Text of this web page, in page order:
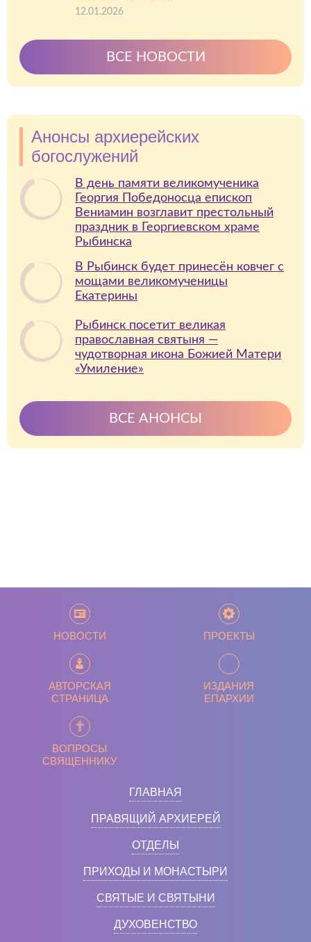
12.01.2026
ВСЕ НОВОСТИ
Анонсы архиерейских
богослужений
В день памяти великомученика
Георгия Победоносца епископ
Вениамин возглавит престольный
праздник в Георгиевском храме
Рыбинска
В Рыбинск будет принесён ковчег с
мощами великомученицы
Екатерины
Рыбинск посетит великая
православная святыня —
чудотворная икона Божией Матери
«Умиление»
ВСЕ АНОНСЫ
НОВОСТИ ПРОЕКТЫ
АВТОРСКАЯ
СТРАНИЦА
ИЗДАНИЯ
ЕПАРХИИ
ВОПРОСЫ
СВЯЩЕННИКУ
ГЛАВНАЯ
ПРАВЯЩИЙ АРХИЕРЕЙ
ОТДЕЛЫ
ПРИХОДЫ И МОНАСТЫРИ
СВЯТЫЕ И СВЯТЫНИ
ДУХОВЕНСТВО